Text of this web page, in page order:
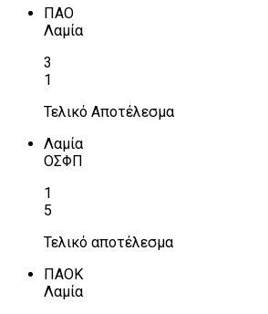
ΠΑΟ
Λαμία
3
1
Τελικό Αποτέλεσμα
Λαμία
ΟΣΦΠ
1
5
Τελικό αποτέλεσμα
ΠΑΟΚ
Λαμία